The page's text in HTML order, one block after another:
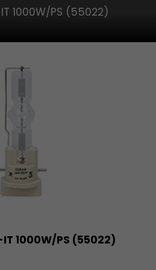
IT 1000W/PS (55022)
IT 1000W/PS (55022)